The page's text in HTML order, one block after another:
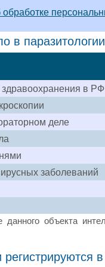
в паразитологии
в РФ
деле
заболеваний
объекта